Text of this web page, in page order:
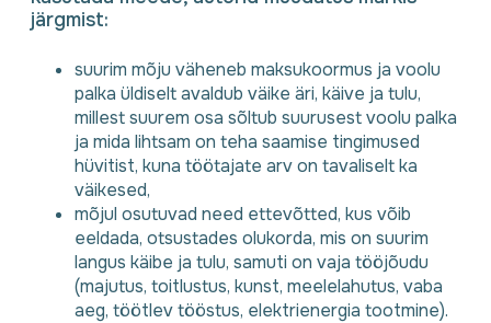
järgmist:
suurim mõju väheneb maksukoormus ja voolu
palka üldiselt avaldub väike äri, käive ja tulu,
millest suurem osa sõltub suurusest voolu palka
ja mida lihtsam on teha saamise tingimused
hüvitist, kuna töötajate arv on tavaliselt ka
väikesed,
mõjul osutuvad need ettevõtted, kus võib
eeldada, otsustades olukorda, mis on suurim
langus käibe ja tulu, samuti on vaja tööjõudu
(majutus, toitlustus, kunst, meelelahutus, vaba
aeg, töötlev tööstus, elektrienergia tootmine).